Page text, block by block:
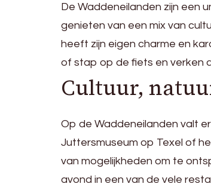
De Waddeneilanden zijn een
genieten van een mix van
heeft zijn eigen charme en
of stap op de fiets en verken
Cultuur,
Op de Waddeneilanden valt
Juttersmuseum op Texel of
van mogelijkheden om te
avond in een van de vele